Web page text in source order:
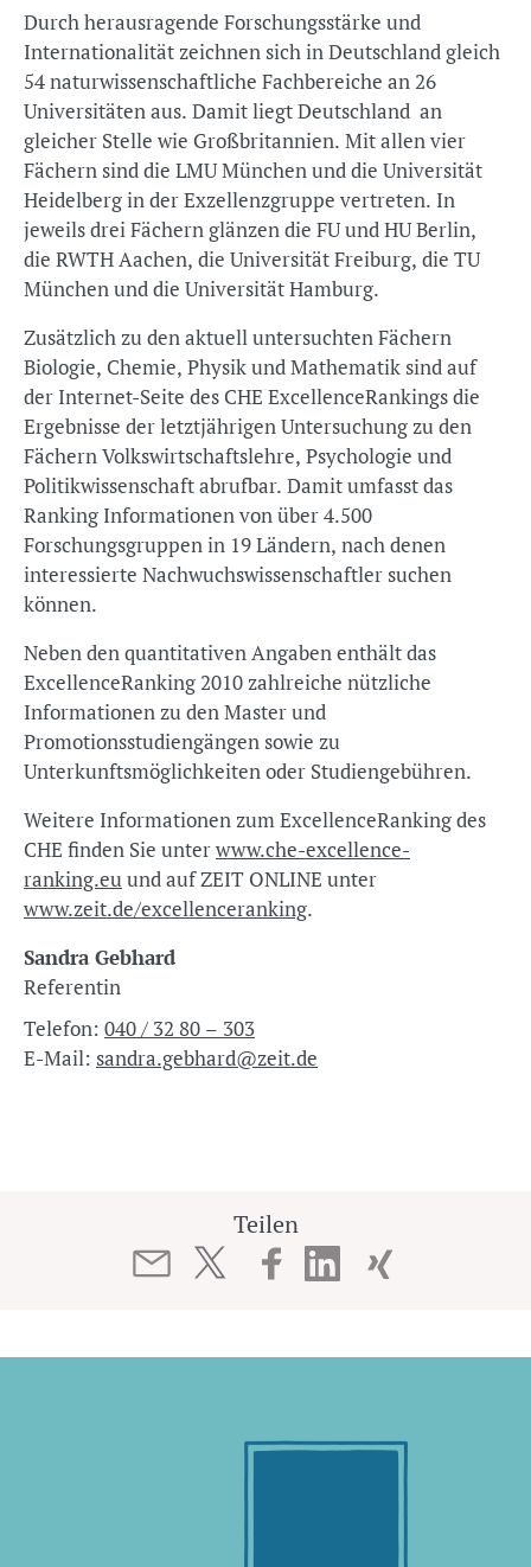
Durch herausragende Forschungsstärke und
Internationalität zeichnen sich in Deutschland gleich
54 naturwissenschaftliche Fachbereiche an 26
Universitäten aus. Damit liegt Deutschland an
gleicher Stelle wie Großbritannien. Mit allen vier
Fächern sind die LMU München und die Universität
Heidelberg in der Exzellenzgruppe vertreten. In
jeweils drei Fächern glänzen die FU und HU Berlin,
die RWTH Aachen, die Universität Freiburg, die TU
München und die Universität Hamburg.
Zusätzlich zu den aktuell untersuchten Fächern
Biologie, Chemie, Physik und Mathematik sind auf
der Internet-Seite des CHE ExcellenceRankings die
Ergebnisse der letztjährigen Untersuchung zu den
Fächern Volkswirtschaftslehre, Psychologie und
Politikwissenschaft abrufbar. Damit umfasst das
Ranking Informationen von über 4.500
Forschungsgruppen in 19 Ländern, nach denen
interessierte Nachwuchswissenschaftler suchen
können.
Neben den quantitativen Angaben enthält das
ExcellenceRanking 2010 zahlreiche nützliche
Informationen zu den Master und
Promotionsstudiengängen sowie zu
Unterkunftsmöglichkeiten oder Studiengebühren.
Weitere Informationen zum ExcellenceRanking des
CHE finden Sie unterwww.che-excellence-
ranking.euund auf ZEIT ONLINE unter
www.zeit.de/excellenceranking.
Sandra Gebhard
Referentin
Telefon: 040 / 32 80 – 303
E-Mail: sandra.gebhard@zeit.de
Teilen